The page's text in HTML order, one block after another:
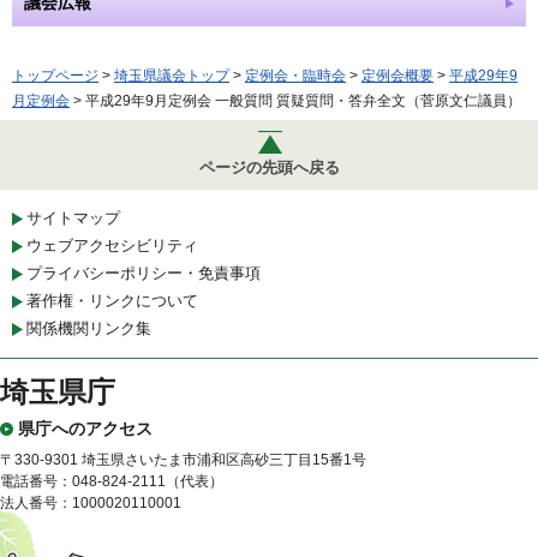
トップページ > 埼玉県議会トップ> 定例会・臨時会 > 定例会概要 > 平成29年9
月定例会 > 平成29年9月定例会 一般質問 質疑質問・答弁全文（菅原文仁議員）
ページの先頭へ戻る
サイトマップ
ウェブアクセシビリティ
プライバシーポリシー・免責事項
著作権・リンクについて
関係機関リンク集
埼玉県庁
県庁へのアクセス
〒330-9301 埼玉県さいたま市浦和区高砂三丁目15番1号
電話番号：048-824-2111（代表）
法人番号：1000020110001